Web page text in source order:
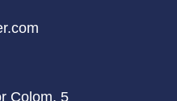
Colom, 5